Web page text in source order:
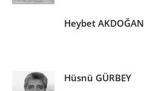
Heybet AKDOĞAN
Hüsnü GÜRBEY